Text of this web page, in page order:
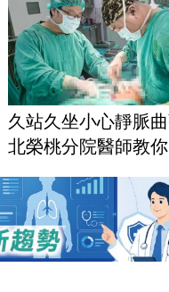
久站久坐小心靜脈
北榮桃分院醫師教